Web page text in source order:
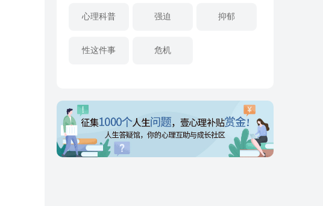
心理科普 强迫 抑郁
性这件事 危机